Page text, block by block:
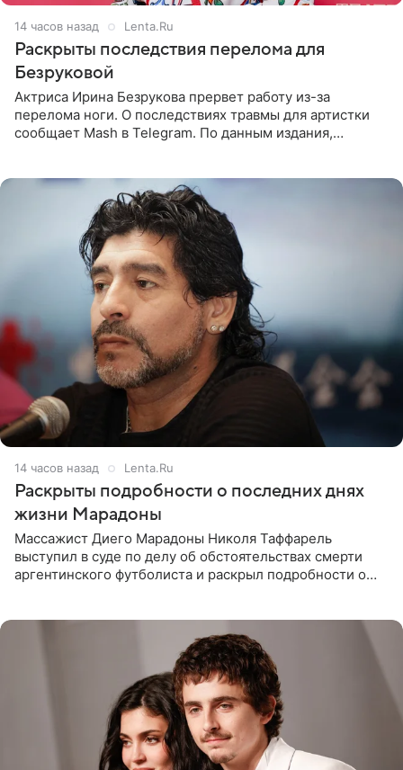
14 часов назад Lenta.Ru
Раскрыты последствия перелома для
Безруковой
Актриса Ирина Безрукова прервет работу из-за
перелома ноги. О последствиях травмы для артистки
сообщает Mash в Telegram. По данным издания,
14 часов назад Lenta.Ru
Раскрыты подробности о последних днях
жизни Марадоны
Массажист Диего Марадоны Николя Таффарель
выступил в суде по делу об обстоятельствах смерти
аргентинского футболиста и раскрыл подробности о